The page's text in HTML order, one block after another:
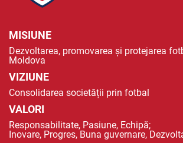
MISIUNE
Dezvoltarea, promovarea și protejarea
Moldova
VIZIUNE
Consolidarea societății prin fotbal
VALORI
Responsabilitate, Pasiune, Echipă;
Inovare, Progres, Buna guvernare,